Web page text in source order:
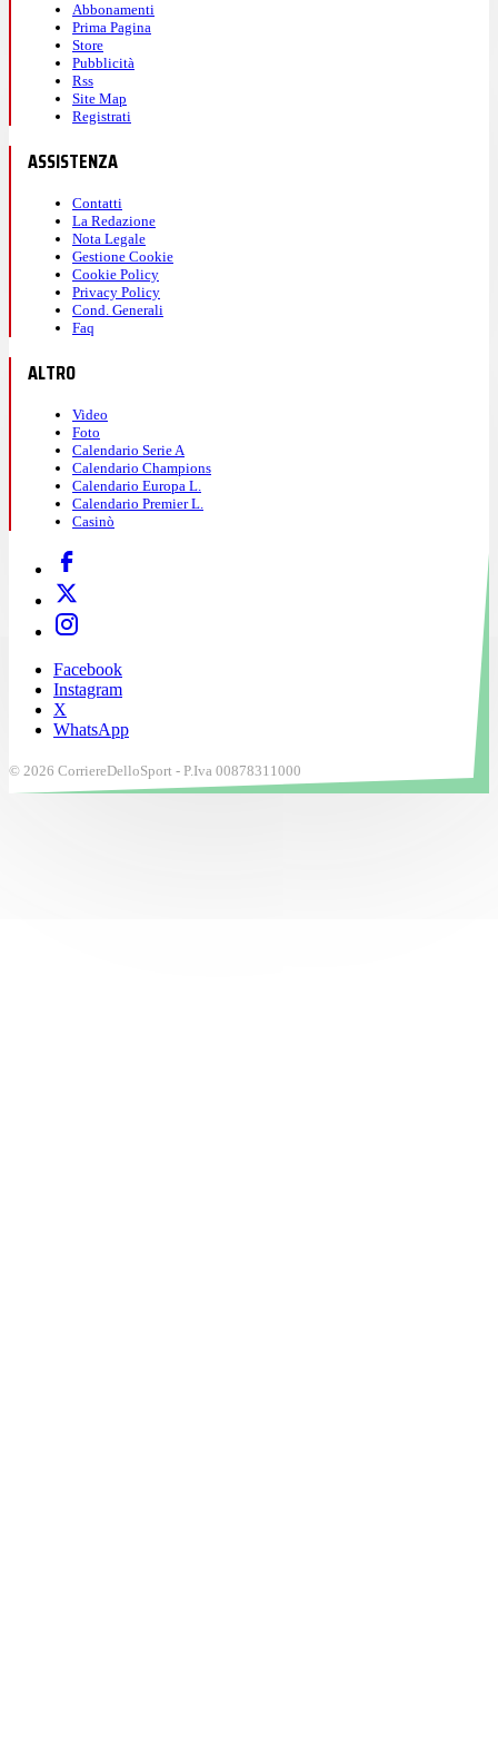
Abbonamenti
Prima Pagina
Store
Pubblicità
Rss
Site Map
Registrati
ASSISTENZA
Contatti
La Redazione
Nota Legale
Gestione Cookie
Cookie Policy
Privacy Policy
Cond. Generali
Faq
ALTRO
Video
Foto
Calendario Serie A
Calendario Champions
Calendario Europa L.
Calendario Premier L.
Casinò
Facebook
Instagram
X
WhatsApp
© 2026 CorriereDelloSport - P.Iva 00878311000